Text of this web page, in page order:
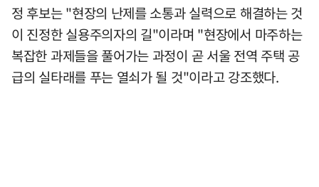
정 후보는 "현장의 난제를 소통과 실력으로 해결하는 것
이 진정한 실용주의자의 길"이라며 "현장에서 마주하는
복잡한 과제들을 풀어가는 과정이 곧 서울 전역 주택 공
급의 실타래를 푸는 열쇠가 될 것"이라고 강조했다.